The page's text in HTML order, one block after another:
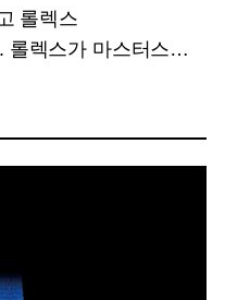
롤렉스
롤렉스가 마스터스와